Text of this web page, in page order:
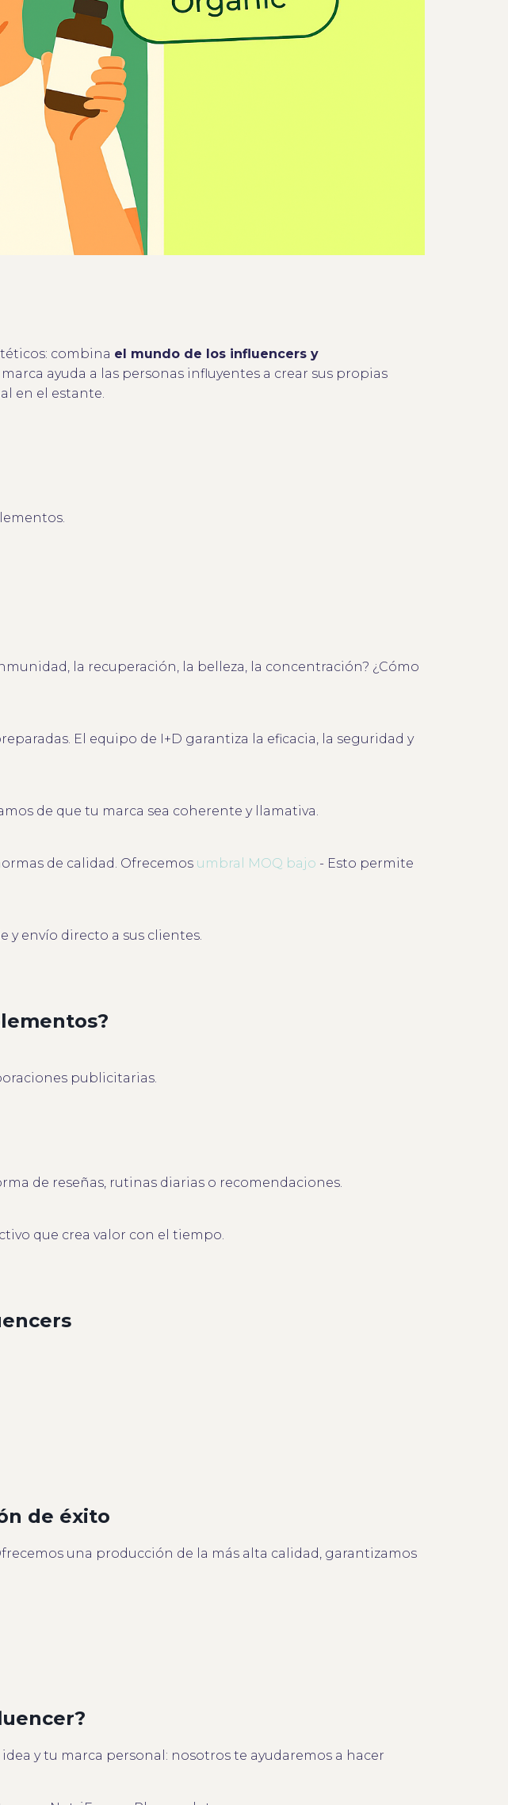
combina el mundo de los influencers y
marca ayuda a las personas influyentes a crear sus propias
en el estante.
la recuperación, la belleza, la concentración? ¿Cómo
El equipo de I+D garantiza la eficacia, la seguridad y
de que tu marca sea coherente y llamativa.
de calidad. Ofrecemos umbral MOQ bajo - Esto permite
y envío directo a sus clientes.
publicitarias.
de reseñas, rutinas diarias o recomendaciones.
que crea valor con el tiempo.
de éxito
una producción de la más alta calidad, garantizamos
y tu marca personal: nosotros te ayudaremos a hacer